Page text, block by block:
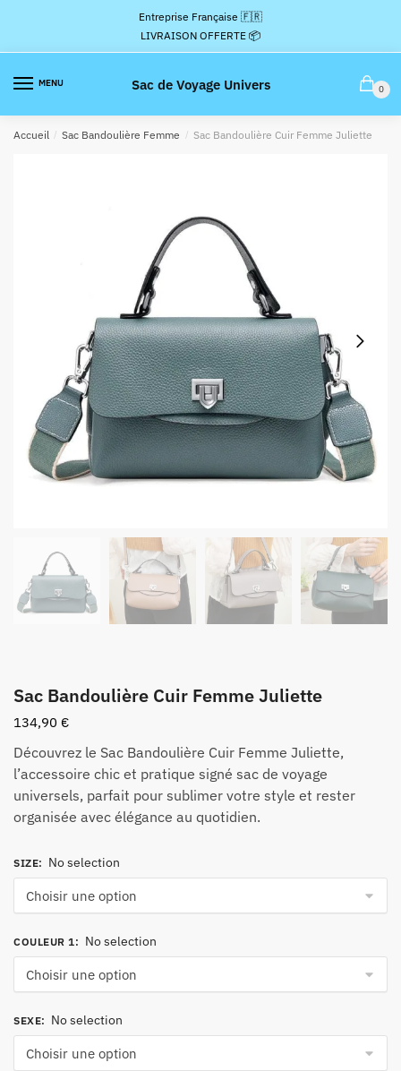
la
navigation
contenu
Entreprise Française 🇫🇷
LIVRAISON OFFERTE 📦
MENU Sac de Voyage Univers 0
Accueil / Sac Bandoulière Femme / Sac Bandoulière Cuir Femme Juliette
Sac Bandoulière Cuir Femme Juliette
134,90 €
Découvrez le Sac Bandoulière Cuir Femme Juliette,
l’accessoire chic et pratique signé sac de voyage
universels, parfait pour sublimer votre style et rester
organisée avec élégance au quotidien.
SIZE: No selection
COULEUR 1: No selection
SEXE: No selection